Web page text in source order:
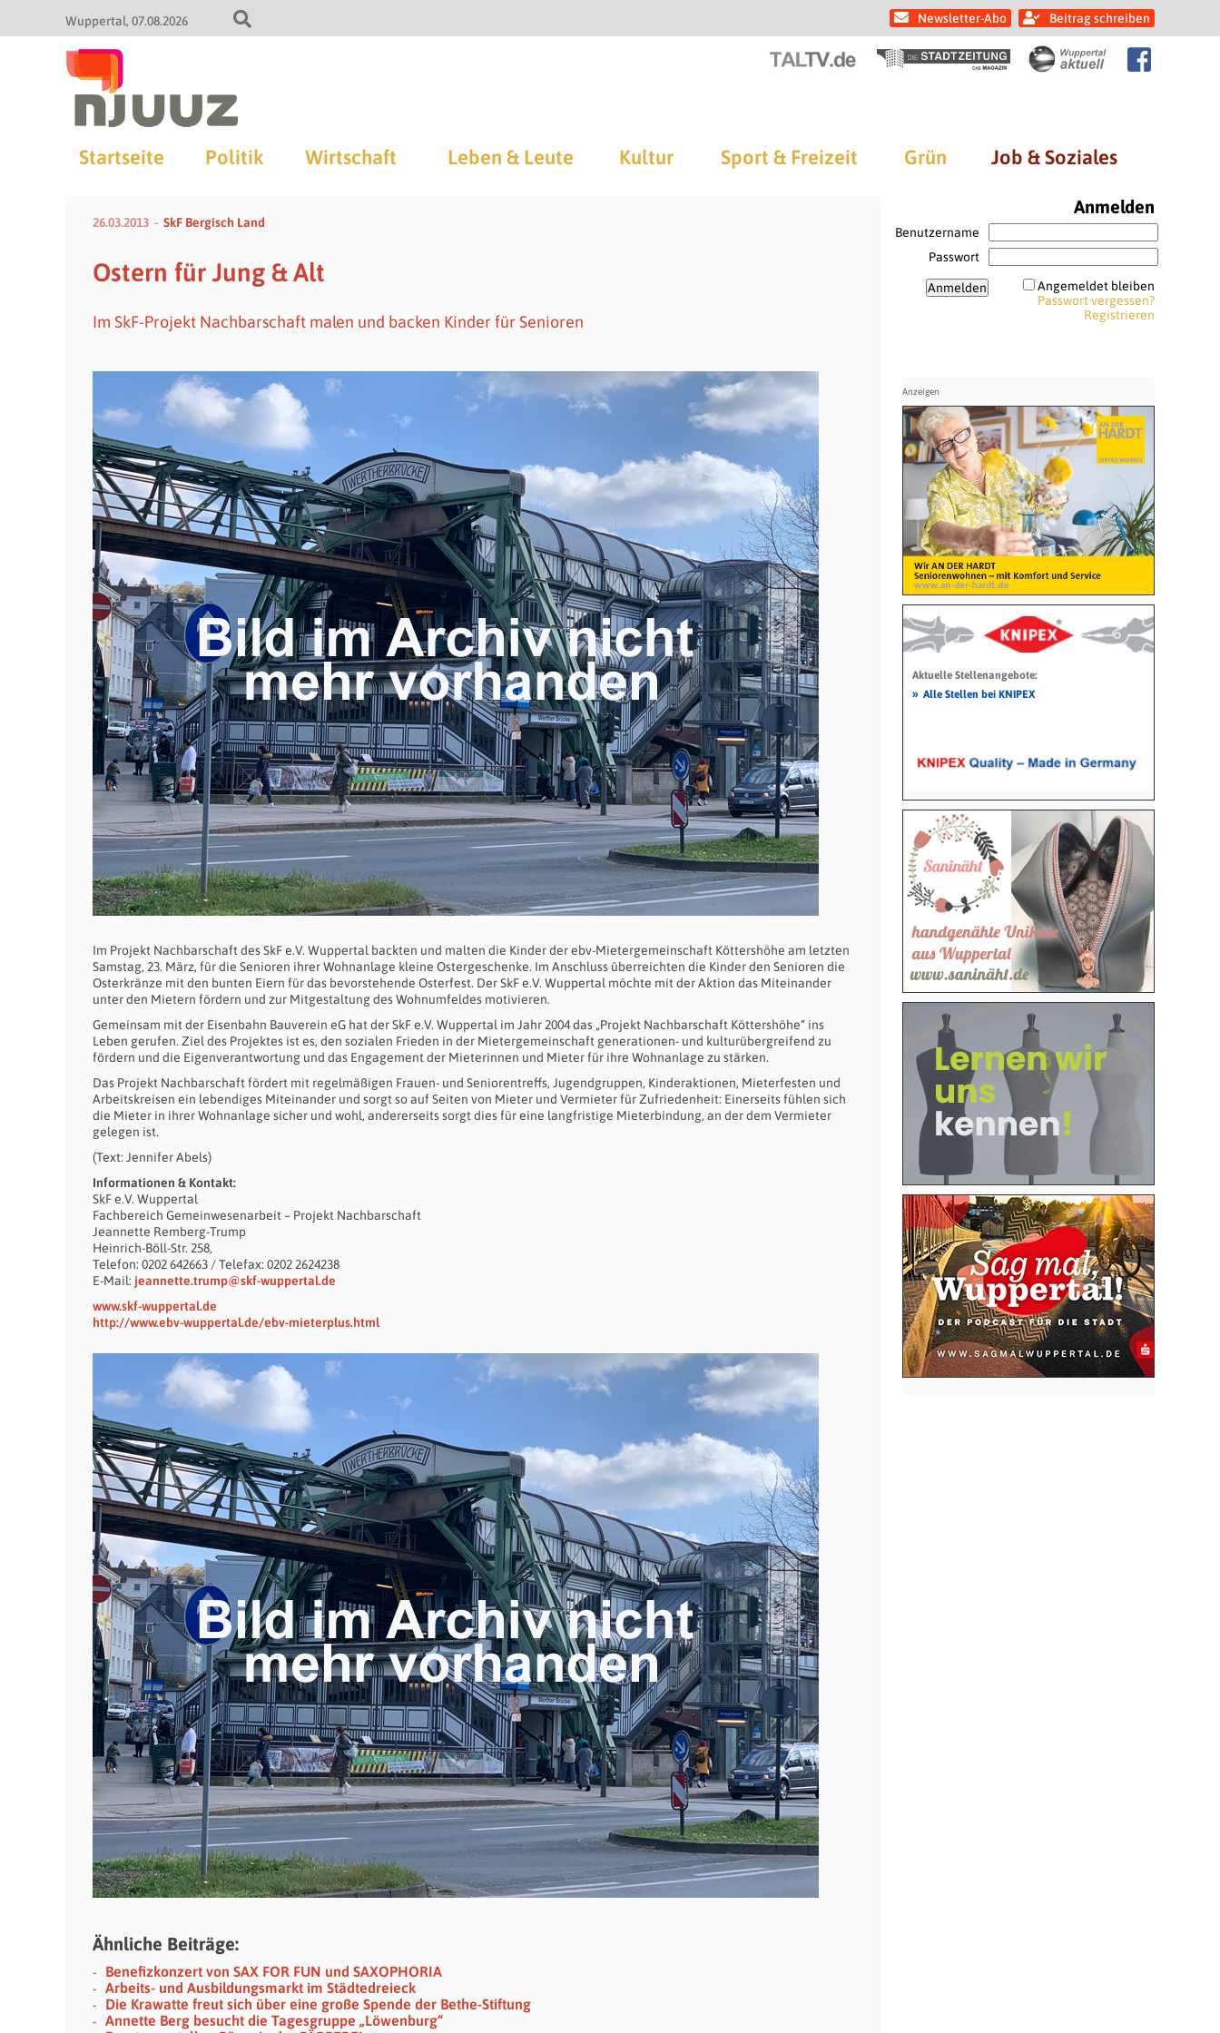
Wuppertal 07.08.2026 Newsletter-Abo Beitrag schreiben
Startseite Politik Wirtschaft Leben & Leute Kultur Sport & Freizeit Grün Job & Soziales
26.03.2013 SkF Bergisch Land
Ostern für Jung & Alt
Im SkF-Projekt Nachbarschaft malen und backen Kinder für Senioren
Im Projekt Nachbarschaft des SkF e.V. Wuppertal backten und malten die Kinder der ebv-Mietergemeinschaft Köttershöhe am letzten
Samstag, 23. März, für die Senioren ihrer Wohnanlage kleine Ostergeschenke. Im Anschluss überreichten die Kinder den Senioren die
Osterkränze mit den bunten Eiern für das bevorstehende Osterfest. Der SkF e.V. Wuppertal möchte mit der Aktion das Miteinander
unter den Mietern fördern und zur Mitgestaltung des Wohnumfeldes motivieren.
Gemeinsam mit der Eisenbahn Bauverein eG hat der SkF e.V. Wuppertal im Jahr 2004 das „Projekt Nachbarschaft Köttershöhe“ ins
Leben gerufen. Ziel des Projektes ist es, den sozialen Frieden in der Mietergemeinschaft generationen- und kulturübergreifend zu
fördern und die Eigenverantwortung und das Engagement der Mieterinnen und Mieter für ihre Wohnanlage zu stärken.
Das Projekt Nachbarschaft fördert mit regelmäßigen Frauen- und Seniorentreffs, Jugendgruppen, Kinderaktionen, Mieterfesten und
Arbeitskreisen ein lebendiges Miteinander und sorgt so auf Seiten von Mieter und Vermieter für Zufriedenheit: Einerseits fühlen sich
die Mieter in ihrer Wohnanlage sicher und wohl, andererseits sorgt dies für eine langfristige Mieterbindung, an der dem Vermieter
gelegen ist.
(Text: Jennifer Abels)
Informationen & Kontakt:
SkF e.V. Wuppertal
Fachbereich Gemeinwesenarbeit – Projekt Nachbarschaft
Jeannette Remberg-Trump
Heinrich-Böll-Str. 258,
Telefon: 0202 642663 / Telefax: 0202 2624238
E-Mail: jeannette.trump@skf-wuppertal.de
www.skf-wuppertal.de
http://www.ebv-wuppertal.de/ebv-mieterplus.html
Ähnliche Beiträge:
Benefizkonzert von SAX FOR FUN und SAXOPHORIA
Arbeits- und Ausbildungsmarkt im Städtedreieck
Die Krawatte freut sich über eine große Spende der Bethe-Stiftung
Annette Berg besucht die Tagesgruppe „Löwenburg“
Anmelden
Benutzername
Passwort
Angemeldet bleiben
Passwort vergessen?
Registrieren
Aktuelle Stellenangebote:
» Alle Stellen bei KNIPEX